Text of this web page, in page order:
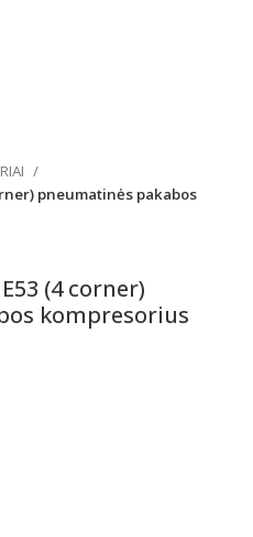
pneumatinės pakabos
(4 corner)
kompresorius